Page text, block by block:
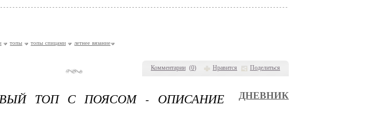
Комментарии (0) Нравится Поделиться
топы топы спицами
летнее вязание
ТОП С ПОЯСОМ - ОПИСАНИЕ
ДНЕВНИК